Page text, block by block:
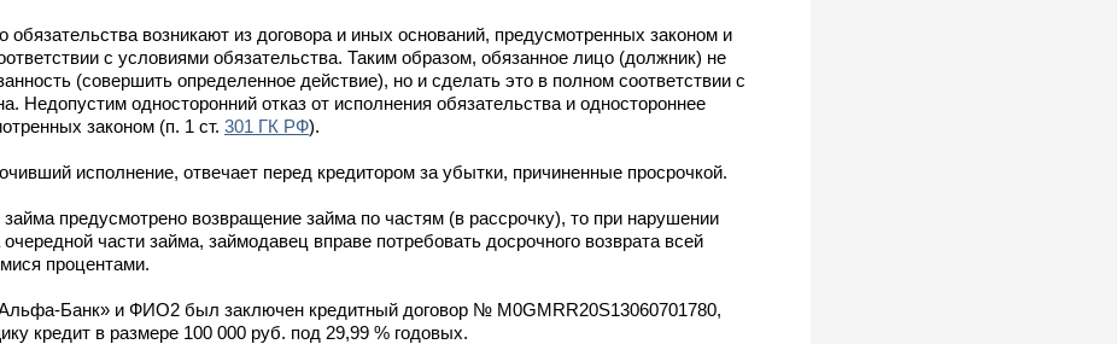
обязательства возникают из договора и иных оснований, предусмотренных законом и
с условиями обязательства. Таким образом, обязанное лицо (должник) не
(совершить определенное действие), но и сделать это в полном соответствии с
Недопустим односторонний отказ от исполнения обязательства и одностороннее
законом (п. 1 ст. 301 ГК РФ).
исполнение, отвечает перед кредитором за убытки, причиненные просрочкой.
займа предусмотрено возвращение займа по частям (в рассрочку), то при нарушении
части займа, займодавец вправе потребовать досрочного возврата всей
процентами.
Банк» и ФИО2 был заключен кредитный договор № М0GMRR20S13060701780,
кредит в размере 100 000 руб. под 29,99 % годовых.